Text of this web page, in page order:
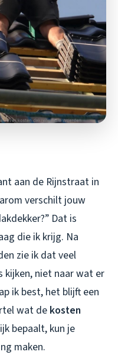
aan de Rijnstraat in
verschilt jouw
Dat is
die ik krijg. Na
zie ik dat veel
kijken, niet naar wat er
ik best, het blijft een
wat de kosten
bepaalt, kun je
maken.